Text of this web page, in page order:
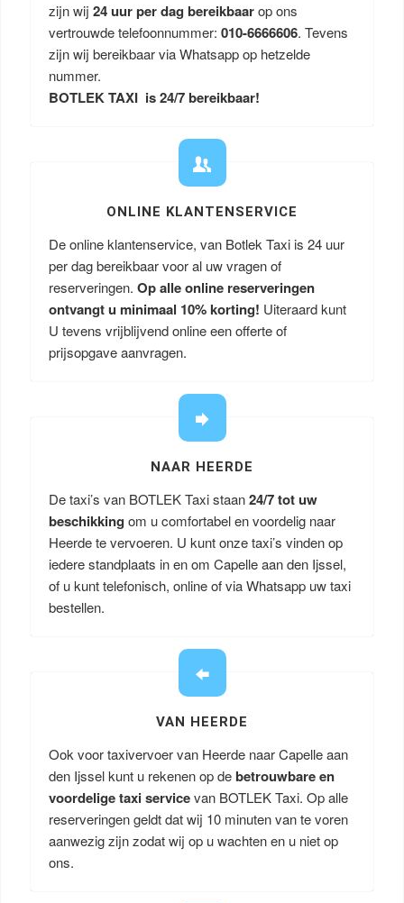
zijn wij 24 uur per dag bereikbaarop ons
vertrouwde telefoonnummer: 010-6666606. Tevens
zijn wij bereikbaar via Whatsapp op hetzelde
nummer.
BOTLEK TAXI is 24/7 bereikbaar!
ONLINE KLANTENSERVICE
De online klantenservice, van Botlek Taxi is 24 uur
per dag bereikbaar voor al uw vragen of
reserveringen. Op alle online reserveringen
ontvangt u minimaal 10% korting! Uiteraard kunt
U tevens vrijblijvend online een offerte of
prijsopgave aanvragen.
NAAR HEERDE
De taxi’s van BOTLEK Taxi staan24/7 tot uw
beschikking om u comfortabel en voordelig naar
Heerde te vervoeren. U kunt onze taxi’s vinden op
iedere standplaats in en om Capelle aan den Ijssel,
of u kunt telefonisch, online of via Whatsapp uw taxi
bestellen.
VAN HEERDE
Ook voor taxivervoer van Heerde naar Capelle aan
den Ijssel kunt u rekenen op debetrouwbare en
voordelige taxi servicevan BOTLEK Taxi. Op alle
reserveringen geldt dat wij 10 minuten van te voren
aanwezig zijn zodat wij op u wachten en u niet op
ons.